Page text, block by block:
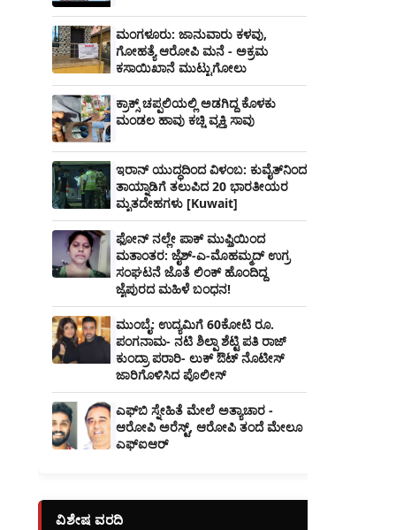
ಮಂಗಳೂರು: ಜಾನುವಾರು ಕಳವು,
ಗೋಹತ್ಯೆ ಆರೋಪಿ ಮನೆ - ಅಕ್ರಮ
ಕಸಾಯಿಖಾನೆ ಮುಟ್ಟುಗೋಲು
ಕ್ರಾಕ್ಸ್ ಚಪ್ಪಲಿಯಲ್ಲಿ ಅಡಗಿದ್ದ ಕೊಳಕು
ಮಂಡಲ ಹಾವು ಕಚ್ಚಿ ವ್ಯಕ್ತಿ ಸಾವು
ಇರಾನ್ ಯುದ್ಧದಿಂದ ವಿಳಂಬ: ಕುವೈತ್‌ನಿಂದ
ತಾಯ್ನಾಡಿಗೆ ತಲುಪಿದ 20 ಭಾರತೀಯರ
ಮೃತದೇಹಗಳು [Kuwait]
ಫೋನ್ ನಲ್ಲೇ ಪಾಕ್ ಮುಫ್ತಿಯಿಂದ
ಮತಾಂತರ: ಜೈಶ್-ಎ-ಮೊಹಮ್ಮದ್ ಉಗ್ರ
ಸಂಘಟನೆ ಜೊತೆ ಲಿಂಕ್ ಹೊಂದಿದ್ದ
ಜೈಪುರದ ಮಹಿಳೆ ಬಂಧನ!
ಮುಂಬೈ: ಉದ್ಯಮಿಗೆ 60ಕೋಟಿ ರೂ.
ಪಂಗನಾಮ- ನಟಿ ಶಿಲ್ಪಾ ಶೆಟ್ಟಿ ಪತಿ ರಾಜ್
ಕುಂದ್ರಾ ಪರಾರಿ- ಲುಕ್ ಔಟ್ ನೊಟೀಸ್
ಜಾರಿಗೊಳಿಸಿದ ಪೊಲೀಸ್
ಎಫ್‌ಬಿ ಸ್ನೇಹಿತೆ ಮೇಲೆ ಅತ್ಯಾಚಾರ -
ಆರೋಪಿ ಅರೆಸ್ಟ್, ಆರೋಪಿ ತಂದೆ ಮೇಲೂ
ಎಫ್ಐಆರ್
ವಿಶೇಷ ವರದಿ